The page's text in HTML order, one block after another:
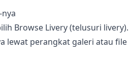
Browse Livery (telusuri livery).
lewat perangkat galeri atau file